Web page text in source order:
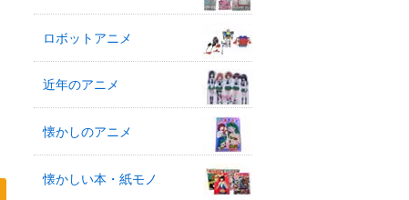
ロボットアニメ
近年のアニメ
懐かしのアニメ
懐かしい本・紙モノ